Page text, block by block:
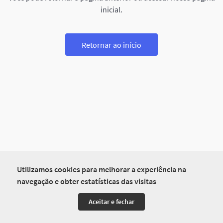
Utilizamos cookies para melhorar a experiência na
navegação e obter estatísticas das visitas
Aceitar e fechar
inicial.
Retornar ao início